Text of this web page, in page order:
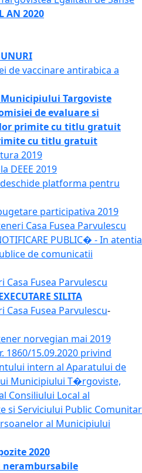
AN 2020
de vaccinare antirabica a
Targoviste
de evaluare si
primite cu titlu gratuit
cu titlu gratuit
2019
DEEE 2019
platforma pentru
participativa 2019
Casa Fusea Parvulescu
PUBLIC� - In atentia
de comunicatii
Fusea Parvulescu
SILITA
Fusea Parvulescu-
norvegian mai 2019
1860/15.09.2020 privind
intern al Aparatului de
Municipiului T�rgoviste,
Consiliului Local al
si Serviciului Public Comunitar
al Municipiului
2020